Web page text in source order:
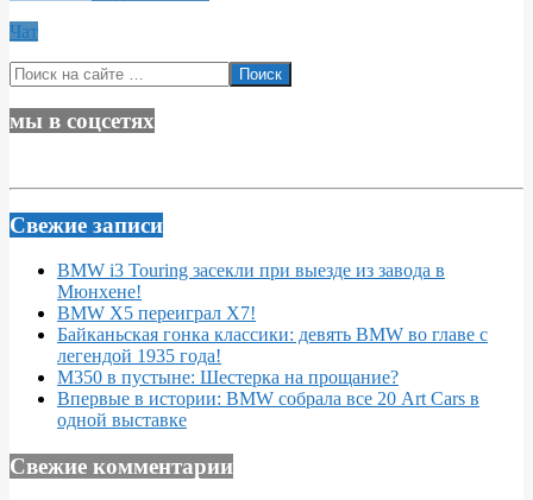
Чат
2020-
03-
08
Поиск
мы в соцсетях
Свежие записи
BMW i3 Touring засекли при выезде из завода в
Мюнхене!
BMW X5 переиграл X7!
Байканьская гонка классики: девять BMW во главе с
легендой 1935 года!
M350 в пустыне: Шестерка на прощание?
Впервые в истории: BMW собрала все 20 Art Cars в
одной выставке
Свежие комментарии